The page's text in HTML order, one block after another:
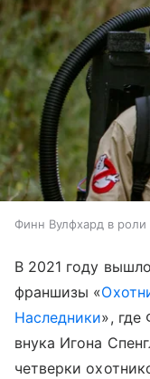
Финн Вулфхард в роли
В 2021 году
франшизы «
Наследники», где
внука Игона
четверки